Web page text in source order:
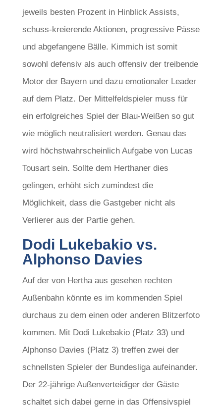
jeweils besten Prozent in Hinblick Assists,
schuss-kreierende Aktionen, progressive Pässe
und abgefangene Bälle. Kimmich ist somit
sowohl defensiv als auch offensiv der treibende
Motor der Bayern und dazu emotionaler Leader
auf dem Platz. Der Mittelfeldspieler muss für
ein erfolgreiches Spiel der Blau-Weißen so gut
wie möglich neutralisiert werden. Genau das
wird höchstwahrscheinlich Aufgabe von Lucas
Tousart sein. Sollte dem Herthaner dies
gelingen, erhöht sich zumindest die
Möglichkeit, dass die Gastgeber nicht als
Verlierer aus der Partie gehen.
Dodi Lukebakio vs.
Alphonso Davies
Auf der von Hertha aus gesehen rechten
Außenbahn könnte es im kommenden Spiel
durchaus zu dem einen oder anderen Blitzerfoto
kommen. Mit Dodi Lukebakio (Platz 33) und
Alphonso Davies (Platz 3) treffen zwei der
schnellsten Spieler der Bundesliga aufeinander.
Der 22-jährige Außenverteidiger der Gäste
schaltet sich dabei gerne in das Offensivspiel